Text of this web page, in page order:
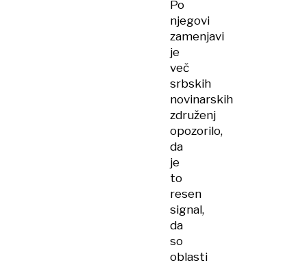
Po
njegovi
zamenjavi
je
več
srbskih
novinarskih
združenj
opozorilo,
da
je
to
resen
signal,
da
so
oblasti